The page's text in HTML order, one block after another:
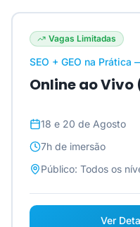
Vagas Limitadas
SEO + GEO na Prática
Online ao Vivo
18 e 20 de Agosto
7h de imersão
Público: Todos os
Ver